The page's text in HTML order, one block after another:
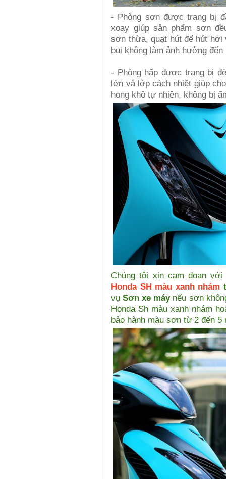
- Phòng sơn được trang bị
xoay giúp sản phẩm sơn
sơn thừa, quạt hút để hút
bụi không làm ảnh hưởng
- Phòng hấp được trang bị
lớn và lớp cách nhiệt giúp
hong khô tự nhiên, không bị
Chúng tôi xin cam đoan
Honda SH màu xanh nhám
vụSơn xe máynếu sơn
Honda Sh màu xanh nhám
bảo hành màu sơn từ 2 đến